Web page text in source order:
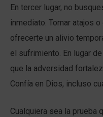
En tercer lugar, no
inmediato. Tomar atajos
ofrecerte un alivio
el sufrimiento. En lugar
que la adversidad
Confía en Dios, incluso
Cualquiera sea la prueba